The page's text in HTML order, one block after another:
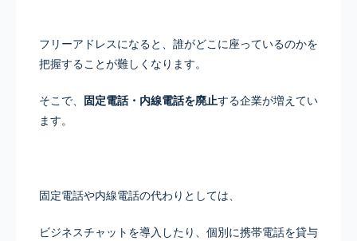
フリーアドレスになると、誰がどこに座っているのかを
把握することが難しくなります。
そこで、 固定電話・内線電話を廃止する企業が増えてい
ます。
固定電話や内線電話の代わりとしては、
ビジネスチャットを導入したり、個別に携帯電話を貸与